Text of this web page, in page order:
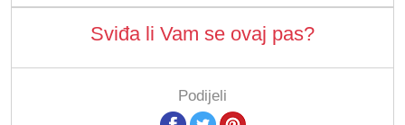
Sviđa li Vam se ovaj pas?
Podijeli